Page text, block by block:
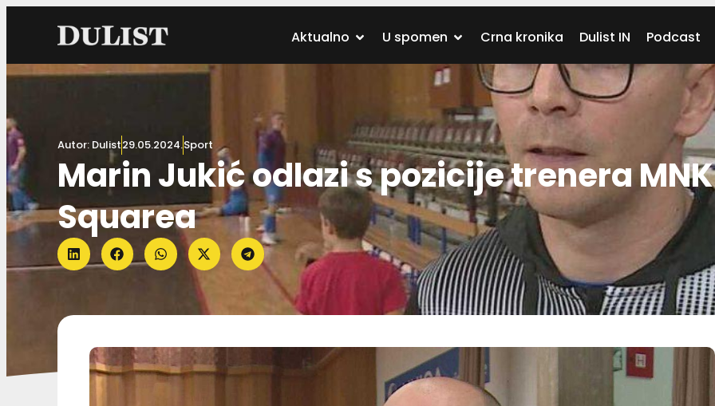
Aktualno U spomen Crna kronika Dulist IN Podcast
Autor: Dulist29.05.2024.Sport
Marin Jukić odlazi s pozicije trenera MNK
Squarea